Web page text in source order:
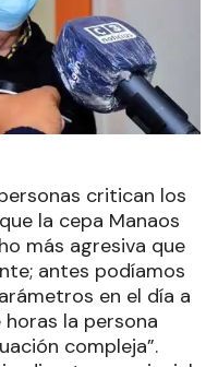
critican los
la cepa Manaos
más agresiva que
antes podíamos
en el día a
la persona
compleja”.